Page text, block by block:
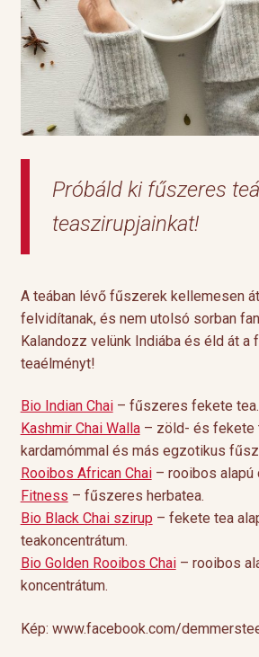
Próbáld ki fűszeres
teaszirupjainkat!
A teában lévő fűszerek kellemesen
felvidítanak, és nem utolsó sorban
Kalandozz velünk Indiába és éld át a
teaélményt!
Bio Indian Chai– fűszeres fekete tea.
Kashmir Chai Walla– zöld- és fekete
kardamómmal és más egzotikus
Rooibos African Chai– rooibos alapú
Fitness – fűszeres herbatea.
Bio Black Chai szirup – fekete tea
teakoncentrátum.
Bio Golden Rooibos Chai– rooibos
koncentrátum.
Kép: www.facebook.com/